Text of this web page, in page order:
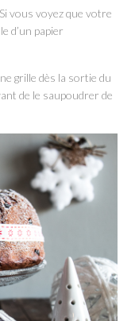
vous voyez que votre
d’un papier
grille dès la sortie du
de le saupoudrer de